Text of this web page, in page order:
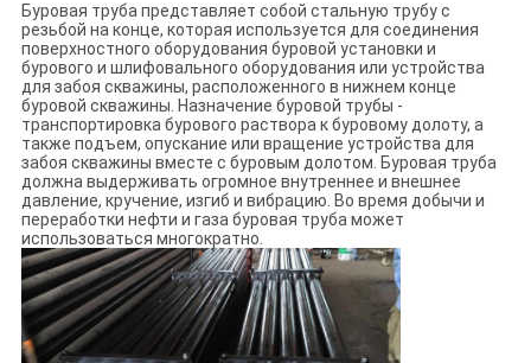
Буровая труба представляет собой стальную трубу с
резьбой на конце, которая используется для соединения
поверхностного оборудования буровой установки и
бурового и шлифовального оборудования или устройства
для забоя скважины, расположенного в нижнем конце
буровой скважины. Назначение буровой трубы -
транспортировка бурового раствора к буровому долоту, а
также подъем, опускание или вращение устройства для
забоя скважины вместе с буровым долотом. Буровая труба
должна выдерживать огромное внутреннее и внешнее
давление, кручение, изгиб и вибрацию. Во время добычи и
переработки нефти и газа буровая труба может
использоваться многократно.